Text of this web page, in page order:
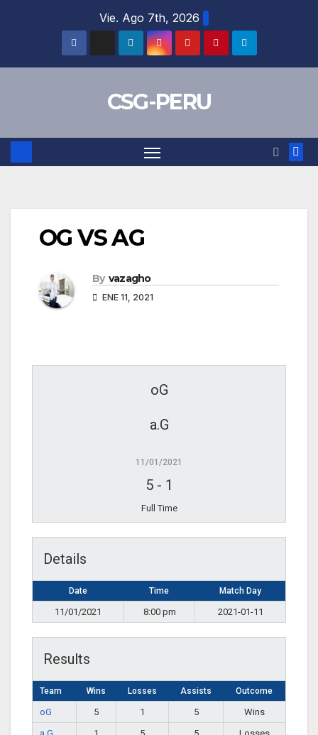
Vie. Ago 7th, 2026
CSG-PERU
OG VS AG
By vazagho
ENE 11, 2021
oG
a.G
11/01/2021
5- 1
Full Time
Details
Date Time Match Day
11/01/2021 8:00 pm 2021-01-11
Results
Team Wins Losses Assists Outcome
oG 5 1 5
Wins